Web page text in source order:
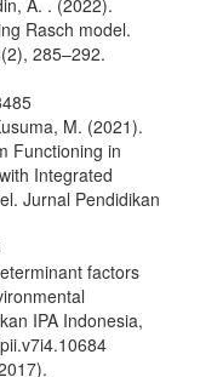
Rasch model.
285–292.
M. (2021).
Functioning in
Integrated
Jurnal Pendidikan
factors
IPA Indonesia,